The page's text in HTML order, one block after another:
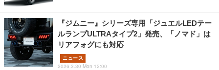
『ジムニー』シリーズ専用「ジュエルLEDテー
ルランプULTRAタイプ2」発売、「ノマド」は
リアフォグにも対応
ニュース
2026.3.30 Mon 12:00